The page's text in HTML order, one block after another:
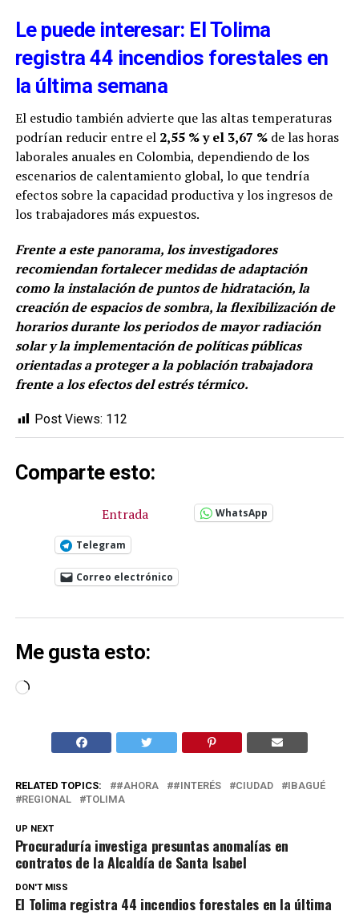
Le puede interesar: El Tolima
registra 44 incendios forestales en
la última semana
El estudio también advierte que las altas temperaturas
podrían reducir entre el 2,55 % y el 3,67 %de las horas
laborales anuales en Colombia, dependiendo de los
escenarios de calentamiento global, lo que tendría
efectos sobre la capacidad productiva y los ingresos de
los trabajadores más expuestos.
Frente a este panorama, los investigadores
recomiendan fortalecer medidas de adaptación
como la instalación de puntos de hidratación, la
creación de espacios de sombra, la flexibilización de
horarios durante los periodos de mayor radiación
solar y la implementación de políticas públicas
orientadas a proteger a la población trabajadora
frente a los efectos del estrés térmico.
Post Views: 112
Comparte esto:
Entrada WhatsApp
Telegram
Correo electrónico
Me gusta esto:
Cargando...
RELATED TOPICS: #AHORA #INTERÉS CIUDAD
IBAGUÉ
REGIONAL
TOLIMA
UP NEXT
Procuraduría investiga presuntas anomalías en
contratos de la Alcaldía de Santa Isabel
DON'T MISS
El Tolima registra 44 incendios forestales en la última